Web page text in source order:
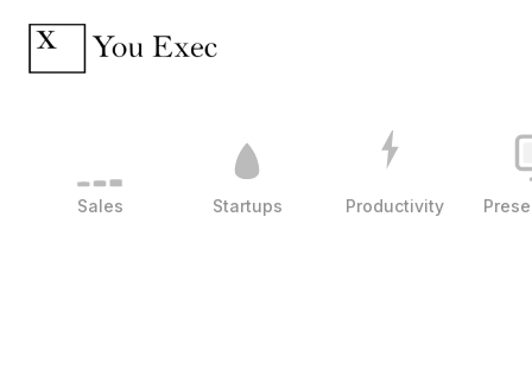
Sales Startups Productivity